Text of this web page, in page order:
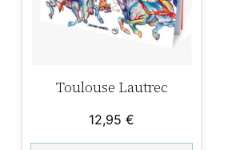
Toulouse Lautrec
12,95 €